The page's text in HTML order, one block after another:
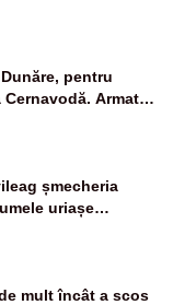
și fondurile de
pentru
Armata
devia apa
șmecheria
uriașe
mult încât a scos